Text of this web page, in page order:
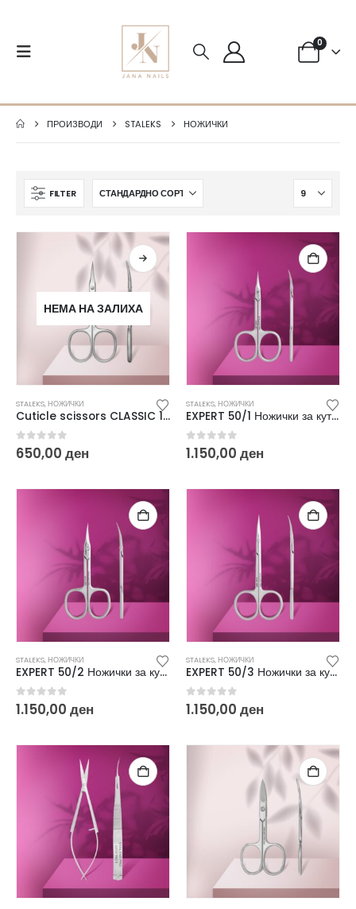
0
ПРОИЗВОДИ STALEKS НОЖИЧКИ
FILTER
НЕМА НА ЗАЛИХА
STALEKS,НОЖИЧКИ
Cuticle scissors CLASSIC 11 TYPE 1 SC-11/1
0 out of 5
650,00 ден
STALEKS,НОЖИЧКИ
EXPERT 50/1 Ножички за кутикули SE-50/1
0 out of 5
1.150,00 ден
STALEKS,НОЖИЧКИ
EXPERT 50/2 Ножички за кутикули SE-50/2
0 out of 5
1.150,00 ден
STALEKS,НОЖИЧКИ
EXPERT 50/3 Ножички за кутикули SE-50/3
0 out of 5
1.150,00 ден